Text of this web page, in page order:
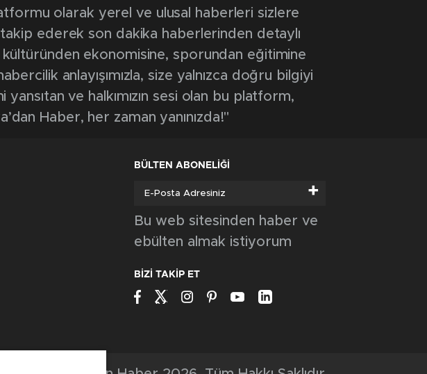
olarak yerel ve ulusal haberleri sizlere
ederek son dakika haberlerinden detaylı
ekonomisine, sporundan eğitimine
anlayışımızla, size yalnızca doğru bilgiyi
ve halkımızın sesi olan bu platform,
Haber, her zaman yanınızda!"
BÜLTEN ABONELİĞİ
+
Bu web sitesinden haber ve
ebülten almak istiyorum
BİZİ TAKİP ET